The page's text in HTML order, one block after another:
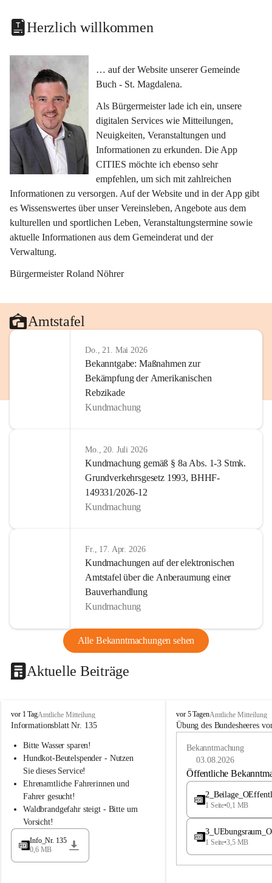
Herzlich willkommen
… auf der Website unserer Gemeinde
Buch - St. Magdalena.
Als Bürgermeister lade ich ein, unsere
digitalen Services wie Mitteilungen,
Neuigkeiten, Veranstaltungen und
Informationen zu erkunden. Die App
CITIES möchte ich ebenso sehr
empfehlen, um sich mit zahlreichen
Informationen zu versorgen. Auf der Website und in der App gibt
es Wissenswertes über unser Vereinsleben, Angebote aus dem
kulturellen und sportlichen Leben, Veranstaltungstermine sowie
aktuelle Informationen aus dem Gemeinderat und der
Verwaltung.
Bürgermeister Roland Nöhrer
Amtstafel
Do., 21. Mai 2026
Bekanntgabe: Maßnahmen zur
Bekämpfung der Amerikanischen
Rebzikade
Kundmachung
Mo., 20. Juli 2026
Kundmachung gemäß § 8a Abs. 1-3 Stmk.
Grundverkehrsgesetz 1993, BHHF-
149331/2026-12
Kundmachung
Fr., 17. Apr. 2026
Kundmachungen auf der elektronischen
Amtstafel über die Anberaumung einer
Bauverhandlung
Kundmachung
Alle Bekanntmachungen sehen
Aktuelle Beiträge
B
u
h
a
d
l
vor 1 TagAmtliche Mitteilung
Informationsblatt Nr. 135
Bitte Wasser sparen!
Hundkot-Beutelspender - Nutzen
Sie dieses Service!
Ehrenamtliche Fahrerinnen und
Fahrer gesucht!
Waldbrandgefahr steigt - Bitte um
Vorsicht!
Info_Nr. 135
0,6 MB
B
u
e
vor 5 TagenAmtliche Mitteilung
Übung des Bundesheeres
Bekanntmachung
03.08.2026
Öffentliche
1 Seite•0,1 MB
1 Seite•3,5 MB